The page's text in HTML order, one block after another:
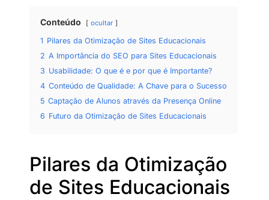
Conteúdo ocultar
1 Pilares da Otimização de Sites Educacionais
2 A Importância do SEO para Sites Educacionais
3 Usabilidade: O que é e por que é Importante?
4 Conteúdo de Qualidade: A Chave para o Sucesso
5 Captação de Alunos através da Presença Online
6 Futuro da Otimização de Sites Educacionais
Pilares da Otimização
de Sites Educacionais